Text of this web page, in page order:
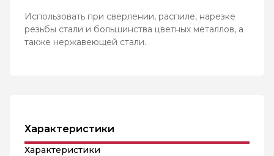
Использовать при сверлении, распиле, нарезке
резьбы стали и большинства цветных металлов, а
также нержавеющей стали.
Характеристики
Характеристики